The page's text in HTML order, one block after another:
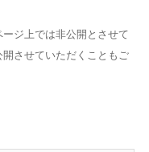
ジ上では非公開とさせて
させていただくこともご